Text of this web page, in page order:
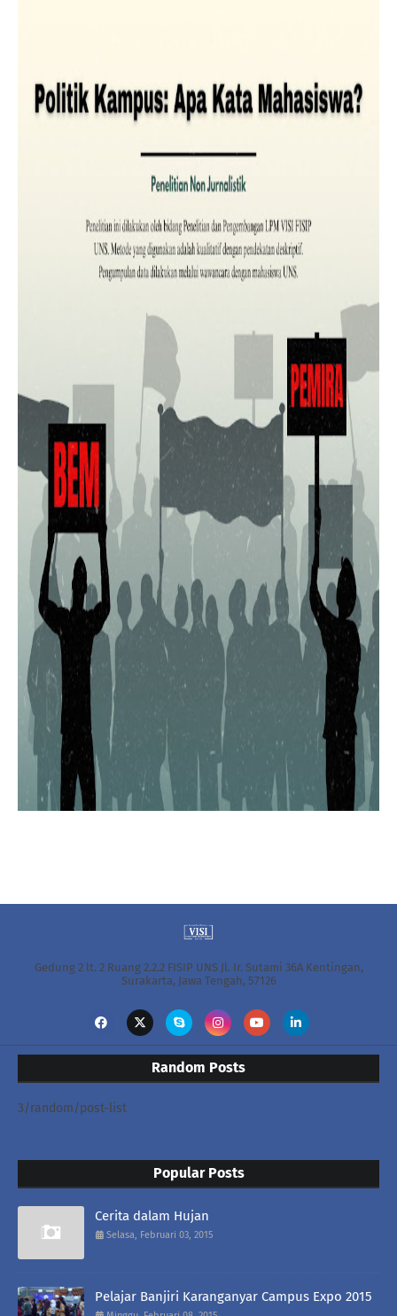
Gedung 2 lt. 2 Ruang 2.2.2 FISIP UNS Jl. Ir. Sutami 36A Kentingan,
Surakarta, Jawa Tengah, 57126
Random Posts
3/random/post-list
Popular Posts
Cerita dalam Hujan
Selasa, Februari 03, 2015
Pelajar Banjiri Karanganyar Campus Expo 2015